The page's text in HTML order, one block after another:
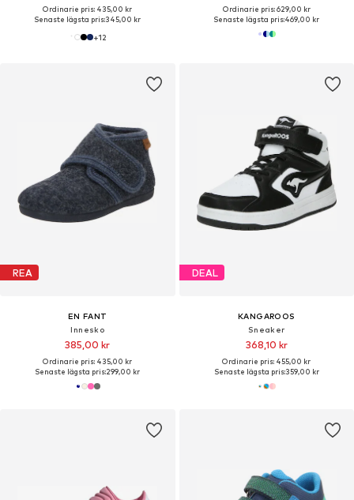
Ordinarie pris: 435,00 kr
Senaste lägsta pris:345,00 kr
+12
Ordinarie pris: 629,00 kr
Senaste lägsta pris:469,00 kr
REA
EN FANT
Innesko
385,00 kr
Ordinarie pris: 435,00 kr
Senaste lägsta pris:299,00 kr
DEAL
KANGAROOS
Sneaker
368,10 kr
Ordinarie pris: 455,00 kr
Senaste lägsta pris:359,00 kr